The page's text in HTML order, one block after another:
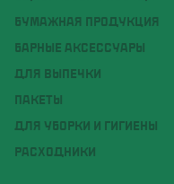
БУМАЖНАЯ ПРОДУКЦИЯ
БАРНЫЕ АКСЕССУАРЫ
ДЛЯ ВЫПЕЧКИ
ПАКЕТЫ
ДЛЯ УБОРКИ И ГИГИЕНЫ
РАСХОДНИКИ